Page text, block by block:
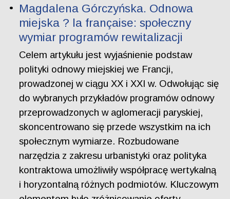
Magdalena Górczyńska. Odnowa
miejska ? la française: społeczny
wymiar programów rewitalizacji
Celem artykułu jest wyjaśnienie podstaw
polityki odnowy miejskiej we Francji,
prowadzonej w ciągu XX i XXI w. Odwołując się
do wybranych przykładów programów odnowy
przeprowadzonych w aglomeracji paryskiej,
skoncentrowano się przede wszystkim na ich
społecznym wymiarze. Rozbudowane
narzędzia z zakresu urbanistyki oraz polityka
kontraktowa umożliwiły współpracę wertykalną
i horyzontalną różnych podmiotów. Kluczowym